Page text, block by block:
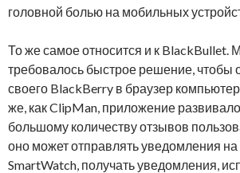
головной болью на мобильных
То же самое относится и к BlackBullet.
требовалось быстрое решение, чтобы
своего BlackBerry в браузер
же, как ClipMan, приложение
большому количеству отзывов
оно может отправлять уведомления
SmartWatch, получать уведомления,